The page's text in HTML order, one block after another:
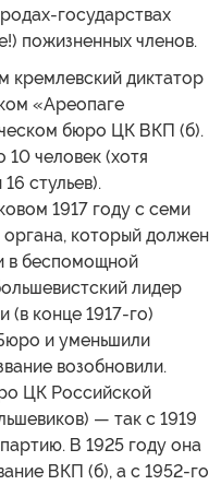
государствах
пожизненных членов.
кремлевский диктатор
«Ареопаге
бюро ЦК ВКП (б).
10 человек (хотя
стульев).
1917 году с семи
органа, который должен
в беспомощной
лидер
(в конце 1917-го)
и уменьшили
возобновили.
ЦК Российской
— так с 1919
В 1925 году она
ВКП (б), а с 1952-го